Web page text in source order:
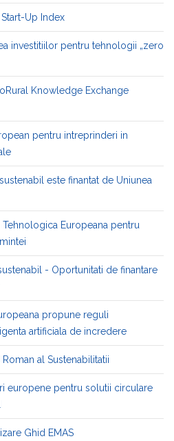
Up Index
investitiilor pentru tehnologii „zero
Knowledge Exchange
pentru intreprinderi in
este finantat de Uniunea
Europeana pentru
- Oportunitati de finantare
propune reguli
artificiala de incredere
al Sustenabilitatii
europene pentru solutii circulare
Ghid EMAS